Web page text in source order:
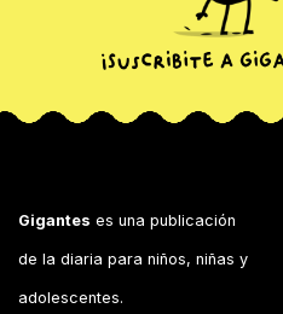
Gigantes es una publicación
de la diaria para niños, niñas y
adolescentes.